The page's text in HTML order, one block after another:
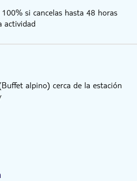
si cancelas hasta 48 horas
actividad
alpino) cerca de la estación